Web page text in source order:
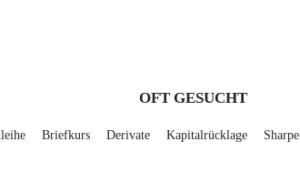
OFT GESUCHT
Briefkurs Derivate Kapitalrücklage